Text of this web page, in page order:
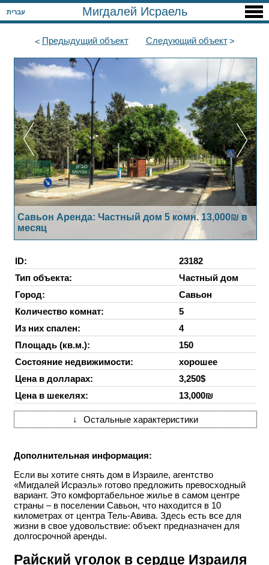
עברית Мигдалей Исраель
Предыдущийобъект Следующийобъект
Савьон Аренда: Частный дом 5 комн. 13,000₪ в
месяц
ID:
23182
Тип объекта:
Частный дом
Город:
Савьон
Количество комнат:
5
Из них спален:
4
Площадь (кв.м.):
150
Состояние недвижимости:
хорошее
Цена в долларах:
3,250$
Цена в шекелях:
13,000₪
↓ Остальные характеристики
Дополнительная информация:
Если вы хотите снять дом в Израиле, агентство
«Мигдалей Исраэль» готово предложить превосходный
вариант. Это комфортабельное жилье в самом центре
страны – в поселении Савьон, что находится в 10
километрах от центра Тель-Авива. Здесь есть все для
жизни в свое удовольствие: объект предназначен для
долгосрочной аренды.
Райский уголок в сердце Израиля